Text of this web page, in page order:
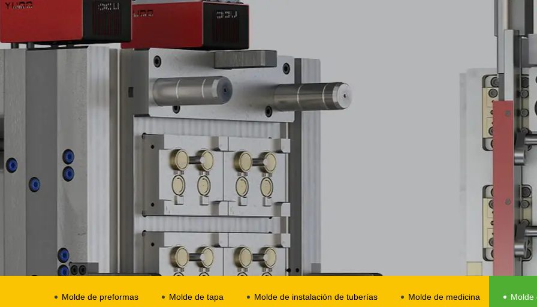
Molde de preformas Molde de tapa Molde de instalación de tuberías Molde de medicina Molde